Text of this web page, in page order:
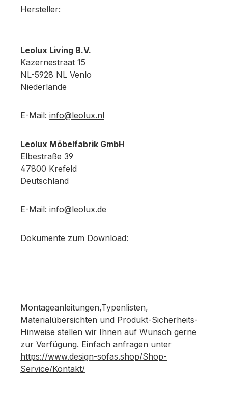
Hersteller:
Leolux Living B.V.
Kazernestraat 15
NL-5928 NL Venlo
Niederlande
E-Mail: info@leolux.nl
Leolux Möbelfabrik GmbH
Elbestraße 39
47800 Krefeld
Deutschland
E-Mail: info@leolux.de
Dokumente zum Download:
Montageanleitungen,Typenlisten,
Materialübersichten und Produkt-Sicherheits-
Hinweise stellen wir Ihnen auf Wunsch gerne
zur Verfügung. Einfach anfragen unter
https://www.design-sofas.shop/Shop-
Service/Kontakt/